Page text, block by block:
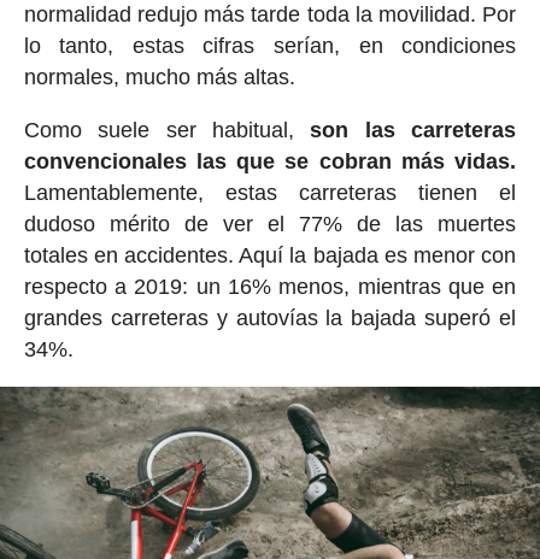
normalidad redujo más tarde toda la movilidad. Por
lo tanto, estas cifras serían, en condiciones
normales, mucho más altas.
Como suele ser habitual, son las carreteras
convencionales las que se cobran más vidas.
Lamentablemente, estas carreteras tienen el
dudoso mérito de ver el 77% de las muertes
totales en accidentes. Aquí la bajada es menor con
respecto a 2019: un 16% menos, mientras que en
grandes carreteras y autovías la bajada superó el
34%.